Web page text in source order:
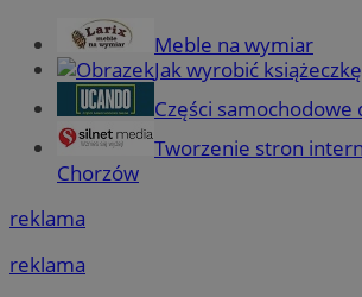
Meble na wymiar
Jak wyrobić
Części samochodowe
Tworzenie stron
Chorzów
reklama
reklama